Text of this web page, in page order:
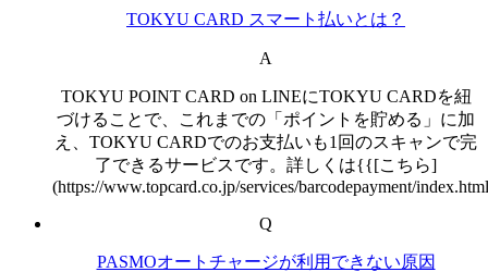
TOKYU CARD スマート払いとは？
A
TOKYU POINT CARD on LINEにTOKYU CARDを紐
づけることで、これまでの「ポイントを貯める」に加
え、TOKYU CARDでのお支払いも1回のスキャンで完
了できるサービスです。詳しくは{{[こちら]
(https://www.topcard.co.jp/services/barcodepayment/
Q
PASMOオートチャージが利用できない原因